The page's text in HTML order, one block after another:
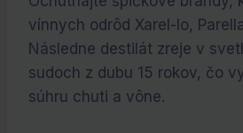
bola:
€28.10.
je:
€0.00.
vínnych odrôd Xarel-lo,
Následne destilát zreje v
sudoch z dubu 15 rokov, čo
súhru chuti a vône.